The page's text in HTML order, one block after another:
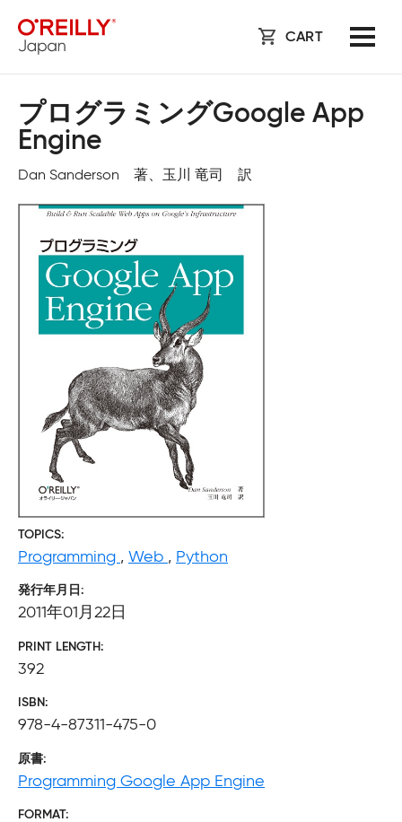
CART
プログラミングGoogle App
Engine
Dan Sanderson 著、玉川 竜司 訳
TOPICS
Programming , Web , Python
発行年月日
2011年01月22日
PRINT LENGTH
392
ISBN
978-4-87311-475-0
原書
Programming Google App Engine
FORMAT